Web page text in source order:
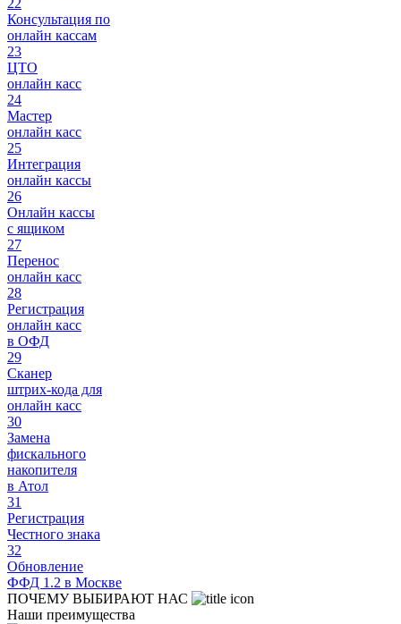
22
Консультация по
онлайн кассам
23
ЦТО
онлайн касс
24
Мастер
онлайн касс
25
Интеграция
онлайн кассы
26
Онлайн кассы
с ящиком
27
Перенос
онлайн касс
28
Регистрация
онлайн касс
в ОФД
29
Сканер
штрих-кода для
онлайн касс
30
Замена
фискального
накопителя
в Атол
31
Регистрация
Честного знака
32
Обновление
ФФД 1.2 в Москве
ПОЧЕМУ ВЫБИРАЮТ НАС
Наши преимущества